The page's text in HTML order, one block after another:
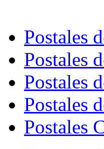
Postales
Postales
Postales
Postales
Postales